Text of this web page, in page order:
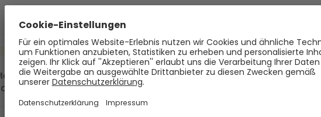
Nie Selten
Ich nehme zynische oder resignierte Töne gegenüber Aufgaben,
dem Unternehmen wahr.